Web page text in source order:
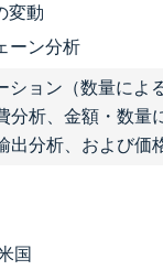
変動
ーン分析
ション（数量によ
分析、金額・数量
分析、および価
国